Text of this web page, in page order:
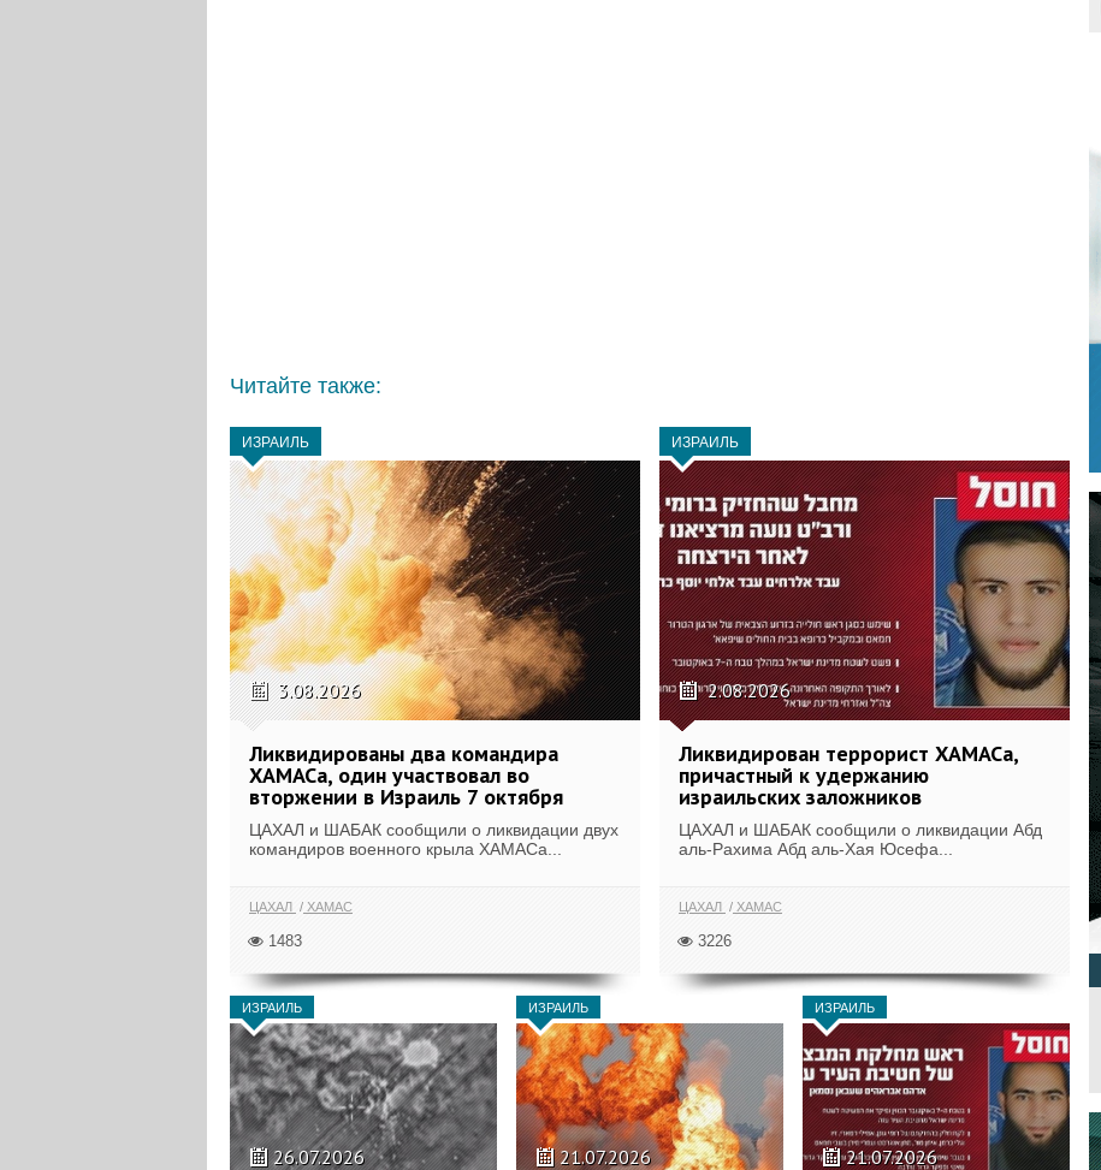
Читайте также:
ИЗРАИЛЬ
3.08.2026
Ликвидированы два командира
ХАМАСа, один участвовал во
вторжении в Израиль 7 октября
ЦАХАЛ и ШАБАК сообщили о ликвидации двух
командиров военного крыла ХАМАСа...
ЦАХАЛ ХАМАС
1483
ИЗРАИЛЬ
2.08.2026
Ликвидирован террорист ХАМАСа,
причастный к удержанию
израильских заложников
ЦАХАЛ и ШАБАК сообщили о ликвидации Абд
аль-Рахима Абд аль-Хая Юсефа...
ЦАХАЛ ХАМАС
3226
ИЗРАИЛЬ
26.07.2026
ИЗРАИЛЬ
21.07.2026
ИЗРАИЛЬ
21.07.2026